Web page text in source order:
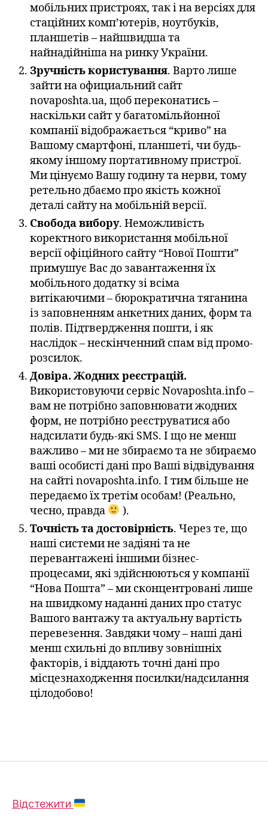
мобільних пристроях, так і на версіях для
стаційних комп’ютерів, ноутбуків,
планшетів – найшвидша та
найнадійніша на ринку України.
Зручність користування. Варто лише
зайти на официальний сайт
novaposhta.ua, щоб переконатись –
наскільки сайт у багатомільйонної
компанії відображається “криво” на
Вашому смартфоні, планшеті, чи будь-
якому іншому портативному пристрої.
Ми цінуємо Вашу годину та нерви, тому
ретельно дбаємо про якість кожної
деталі сайту на мобільній версії.
Свобода вибору. Неможливість
коректного використання мобільної
версії офіційного сайту “Нової Пошти”
примушує Вас до завантаження їх
мобільного додатку зі всіма
витікаючими – бюрократична тяганина
із заповненням анкетних даних, форм та
полів. Підтвердження пошти, і як
наслідок – нескінченний спам від промо-
розсилок.
Довіра. Жодних реєстрацій.
Використовуючи сервіс Novaposhta.info –
вам не потрібно заповнювати жодних
форм, не потрібно реєструватися або
надсилати будь-які SMS. І що не менш
важливо – ми не збираємо та не збираємо
ваші особисті дані про Ваші відвідування
на сайті novaposhta.info. І тим більше не
передаємо їх третім особам! (Реально,
чесно, правда
).
Точність та достовірність. Через те, що
наші системи не задіяні та не
перевантажені іншими бізнес-
процесами, які здійснюються у компанії
“Нова Пошта” – ми сконцентровані лише
на швидкому наданні даних про статус
Вашого вантажу та актуальну вартість
перевезення. Завдяки чому – наші дані
менш схильні до впливу зовнішніх
факторів, і віддають точні дані про
місцезнаходження посилки/надсилання
цілодобово!
Відстежити